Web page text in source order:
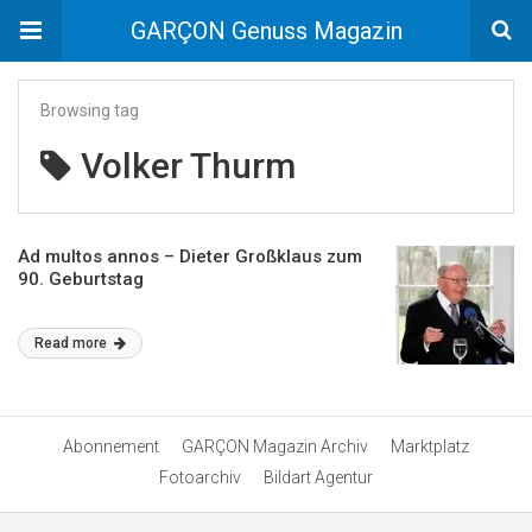
GARÇON Genuss Magazin
Browsing tag
Volker Thurm
Ad multos annos – Dieter Großklaus zum
90. Geburtstag
Read more
Abonnement GARÇON Magazin Archiv
Marktplatz
Fotoarchiv
Bildart Agentur